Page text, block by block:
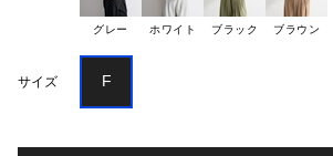
グレー ホワイト ブラック ブラウン
サイズ F